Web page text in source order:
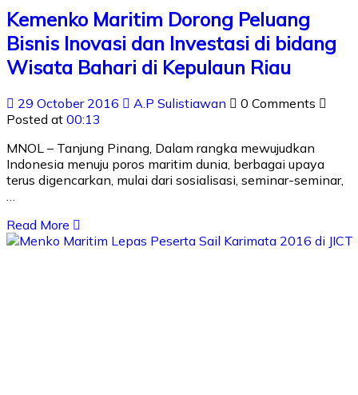
Kemenko Maritim Dorong Peluang
Bisnis Inovasi dan Investasi di bidang
Wisata Bahari di Kepulaun Riau
29 October 2016 A.P Sulistiawan
0 Comments
Posted at 00:13
MNOL – Tanjung Pinang, Dalam rangka mewujudkan
Indonesia menuju poros maritim dunia, berbagai upaya
terus digencarkan, mulai dari sosialisasi, seminar-seminar,
Read More